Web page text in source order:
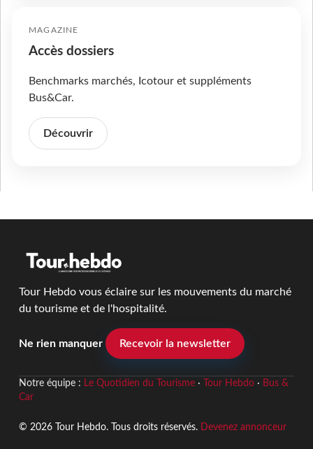
MAGAZINE
Accès dossiers
Benchmarks marchés, Icotour et suppléments
Bus&Car.
Découvrir
Tour Hebdo vous éclaire sur les mouvements du marché
du tourisme et de l'hospitalité.
Ne rien manquer Recevoir la newsletter
Notre équipe : Le Quotidien du Tourisme· Tour Hebdo· Bus &
Car
© 2026 Tour Hebdo. Tous droits réservés. Devenez annonceur